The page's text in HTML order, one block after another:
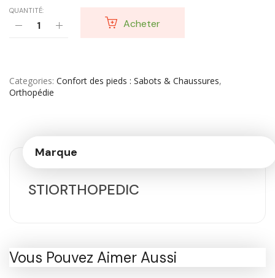
QUANTITÉ:
Acheter
Categories Confort des pieds : Sabots & Chaussures,
Orthopédie
Marque
STIORTHOPEDIC
Vous Pouvez Aimer Aussi